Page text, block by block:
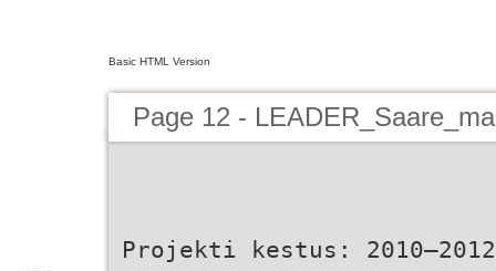
Basic HTML Version
Page 12 -
Projekti kestus: 2010–2012